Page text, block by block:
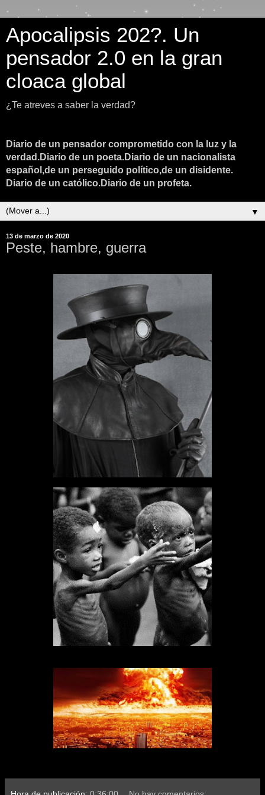
Apocalipsis 202?. Un
pensador 2.0 en la gran
cloaca global
¿Te atreves a saber la verdad?
Diario de un pensador comprometido con la luz y la
verdad.Diario de un poeta.Diario de un nacionalista
español,de un perseguido político,de un disidente.
Diario de un católico.Diario de un profeta.
▼
13 de marzo de 2020
Peste, hambre, guerra